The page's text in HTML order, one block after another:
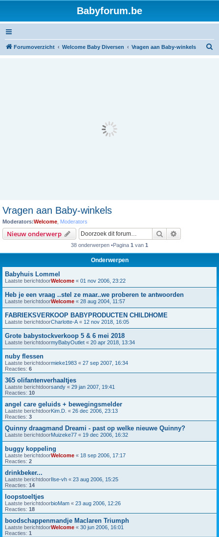
Babyforum.be
Forumoverzicht Welcome Baby Diversen Vragen aan Baby-winkels
Vragen aan Baby-winkels
Moderators:Welcome Moderators
Nieuw onderwerp Zoek
38 onderwerpen •Pagina 1 van 1
Onderwerpen
Babyhuis Lommel
Laatste berichtdoorWelcome « 01 nov 2006, 23:22
Heb je een vraag ..stel ze maar..we proberen te antwoorden
Laatste berichtdoorWelcome « 28 aug 2004, 11:57
FABRIEKSVERKOOP BABYPRODUCTEN CHILDHOME
Laatste berichtdoorCharlotte-A « 12 nov 2018, 16:05
Grote babystockverkoop 5 & 6 mei 2018
Laatste berichtdoormyBabyOutlet « 20 apr 2018, 13:34
nuby flessen
Laatste berichtdoormieke1983 « 27 sep 2007, 16:34
Reacties: 6
365 olifantenverhaaltjes
Laatste berichtdoorsandy « 29 jan 2007, 19:41
Reacties: 10
angel care geluids + bewegingsmelder
Laatste berichtdoorKim.D. « 26 dec 2006, 23:13
Reacties: 3
Quinny draagmand Dreami - past op welke nieuwe Quinny?
Laatste berichtdoorMuizeke77 « 19 dec 2006, 16:32
buggy koppeling
Laatste berichtdoorWelcome « 18 sep 2006, 17:17
Reacties: 2
drinkbeker...
Laatste berichtdoorIlse-vh « 23 aug 2006, 15:25
Reacties: 14
loopstoeltjes
Laatste berichtdoorbioMam « 23 aug 2006, 12:26
Reacties: 18
boodschappenmandje Maclaren Triumph
Laatste berichtdoorWelcome « 30 jun 2006, 16:01
Reacties: 1